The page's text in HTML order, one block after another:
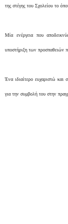
της στέγης του Σχολείου το
Μία ενέργεια που
υποστήριξη των προσπαθειών
Ένα ιδιαίτερο ευχαριστώ
για την συμβολή του στην